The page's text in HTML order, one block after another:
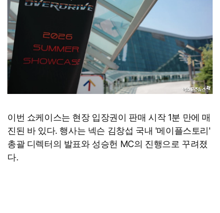
이번 쇼케이스는 현장 입장권이 판매 시작 1분 만에 매
진된 바 있다. 행사는 넥슨 김창섭 국내 '메이플스토리'
총괄 디렉터의 발표와 성승헌 MC의 진행으로 꾸려졌
다.